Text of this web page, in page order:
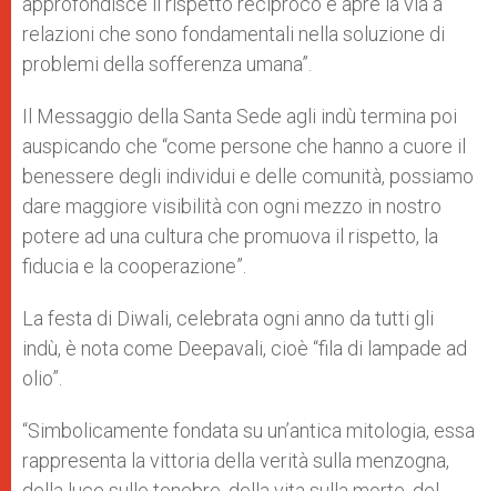
relazioni che sono fondamentali nella soluzione di
problemi della sofferenza umana”.
Il Messaggio della Santa Sede agli indù termina poi
auspicando che “come persone che hanno a cuore il
benessere degli individui e delle comunità, possiamo
dare maggiore visibilità con ogni mezzo in nostro
potere ad una cultura che promuova il rispetto, la
fiducia e la cooperazione”.
La festa di Diwali, celebrata ogni anno da tutti gli
indù, è nota come Deepavali, cioè “fila di lampade ad
olio”.
“Simbolicamente fondata su un’antica mitologia, essa
rappresenta la vittoria della verità sulla menzogna,